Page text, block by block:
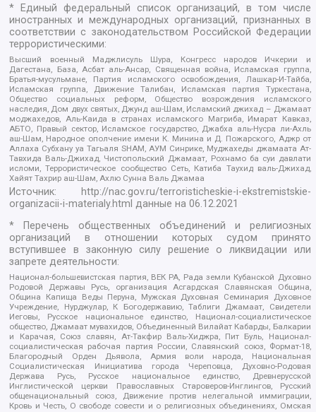
* Единый федеральный список организаций, в том числе
иностранных и международных организаций, признанных в
соответствии с законодательством Российской Федерации
террористическими:
Высший военный Маджлисуль Шура, Конгресс народов Ичкерии и
Дагестана, База, Асбат аль-Ансар, Священная война, Исламская группа,
Братья-мусульмане, Партия исламского освобождения, Лашкар-И-Тайба,
Исламская группа, Движение Талибан, Исламская партия Туркестана,
Общество социальных реформ, Общество возрождения исламского
наследия, Дом двух святых, Джунд аш-Шам, Исламский джихад – Джамаат
моджахедов, Аль-Каида в странах исламского Магриба, Имарат Кавказ,
АБТО, Правый сектор, Исламское государство, Джабха аль-Нусра ли-Ахль
аш-Шам, Народное ополчение имени К. Минина и Д. Пожарского, Аджр от
Аллаха Субхану уа Тагьаля SHAM, АУМ Синрике, Муджахеды джамаата Ат-
Тавхида Валь-Джихад, Чистопольский Джамаат, Рохнамо ба суи давлати
исломи, Террористическое сообщество Сеть, Катиба Таухид валь-Джихад,
Хайят Тахрир аш-Шам, Ахлю Сунна Валь Джамаа
Источник:
http://nac.gov.ru/terroristicheskie-i-ekstremistskie-
organizacii-i-materialy.html данные на06.12.2021
* Перечень общественных объединений и религиозных
организаций в отношении которых судом принято
вступившее в законную силу решение о ликвидации или
запрете деятельности:
Национал-большевистская партия, ВЕК РА, Рада земли Кубанской Духовно
Родовой Державы Русь, организация Асгардская Славянская Община,
Община Капища Веды Перуна, Мужская Духовная Семинария Духовное
Учреждение, Нурджулар, К Богодержавию, Таблиги Джамаат, Свидетели
Иеговы, Русское национальное единство, Национал-социалистическое
общество, Джамаат мувахидов, Объединенный Вилайат Кабарды, Балкарии
и Карачая, Союз славян, Ат-Такфир Валь-Хиджра, Пит Буль, Национал-
социалистическая рабочая партия России, Славянский союз, Формат-18,
Благородный Орден Дьявола, Армия воли народа, Национальная
Социалистическая Инициатива города Череповца, Духовно-Родовая
Держава Русь, Русское национальное единство, Древнерусской
Инглистической церкви Православных Староверов-Инглингов, Русский
общенациональный союз, Движение против нелегальной иммиграции,
Кровь и Честь, О свободе совести и о религиозных объединениях, Омская